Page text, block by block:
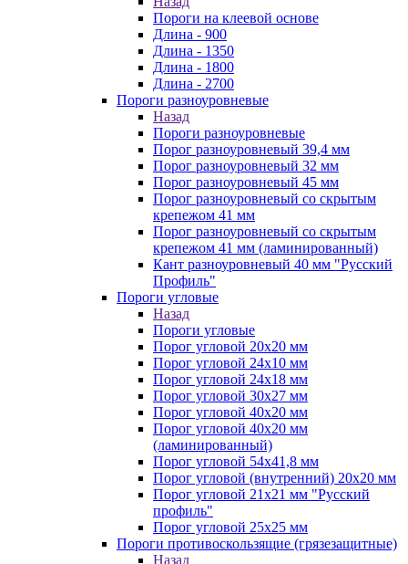
Пороги на клеевой основе
Длина - 900
Длина - 1350
Длина - 1800
Длина - 2700
Пороги разноуровневые
Назад
Пороги разноуровневые
Порог разноуровневый 39,4 мм
Порог разноуровневый 32 мм
Порог разноуровневый 45 мм
Порог разноуровневый со скрытым
крепежом 41 мм
Порог разноуровневый со скрытым
крепежом 41 мм (ламинированный)
Кант разноуровневый 40 мм "Русский
Профиль"
Пороги угловые
Назад
Пороги угловые
Порог угловой 20х20 мм
Порог угловой 24х10 мм
Порог угловой 24х18 мм
Порог угловой 30х27 мм
Порог угловой 40х20 мм
Порог угловой 40х20 мм
(ламинированный)
Порог угловой 54х41,8 мм
Порог угловой (внутренний) 20х20 мм
Порог угловой 21х21 мм "Русский
профиль"
Порог угловой 25х25 мм
Пороги противоскользящие (грязезащитные)
Назад